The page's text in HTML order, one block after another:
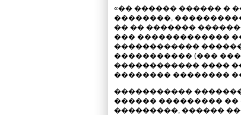
«�� ������ ������ �
��������,
�� �� �������
��� �������������
������������
����������� (���
������������ ����
�������� ��������
�����������
������ ��������� ��
���������, ������